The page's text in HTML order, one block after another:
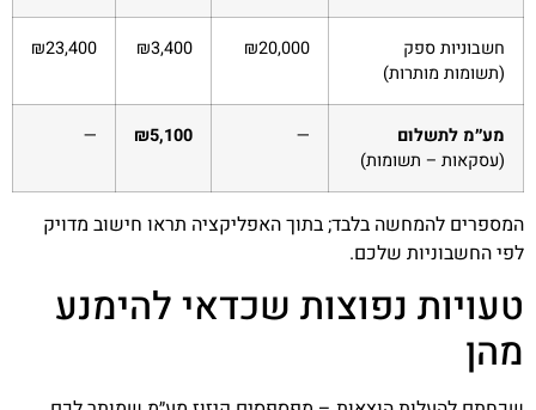
חשבוניות ספק
(תשומות מותרות)
₪20,000
₪3,400
₪23,400
מע״מ לתשלום
(עסקאות – תשומות)
—
₪5,100
—
המספרים להמחשה בלבד; בתוך האפליקציה תראו חישוב מדויק
לפי החשבוניות שלכם.
טעויות נפוצות שכדאי להימנע
מהן